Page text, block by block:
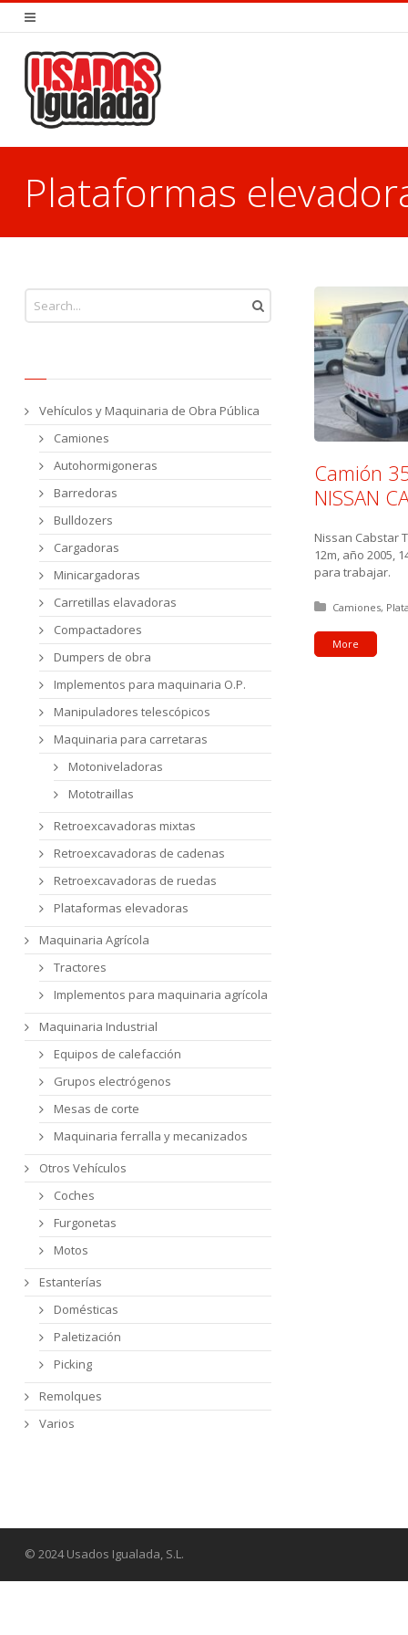
Plataformas
Camión
NISSAN
Nissan Cabstar
12m, año 2005,
para trabajar.
Posted in:
Camiones
More
Vehículos y Maquinaria de Obra Pública
Camiones
Autohormigoneras
Barredoras
Bulldozers
Cargadoras
Minicargadoras
Carretillas elavadoras
Compactadores
Dumpers de obra
Implementos para maquinaria O.P.
Manipuladores telescópicos
Maquinaria para carretaras
Motoniveladoras
Mototraillas
Retroexcavadoras mixtas
Retroexcavadoras de cadenas
Retroexcavadoras de ruedas
Plataformas elevadoras
Maquinaria Agrícola
Tractores
Implementos para maquinaria agrícola
Maquinaria Industrial
Equipos de calefacción
Grupos electrógenos
Mesas de corte
Maquinaria ferralla y mecanizados
Otros Vehículos
Coches
Furgonetas
Motos
Estanterías
Domésticas
Paletización
Picking
Remolques
Varios
© 2024 Usados Igualada, S.L.